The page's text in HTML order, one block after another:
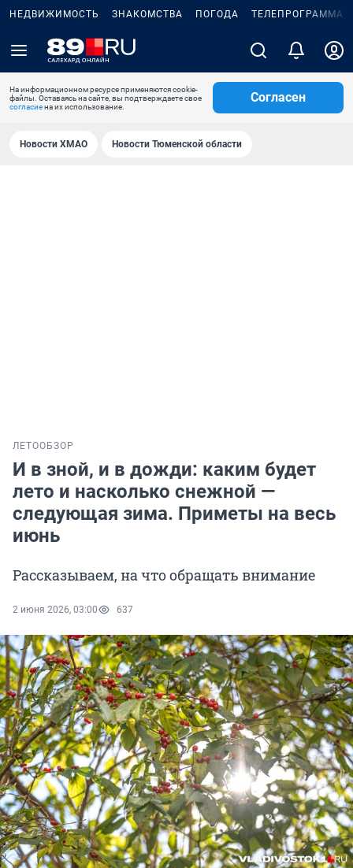
НЕДВИЖИМОСТЬ ЗНАКОМСТВА ПОГОДА ТЕЛЕПРОГРАММА
На информационном ресурсе применяются cookie-
файлы. Оставаясь на сайте, вы подтверждаете свое
согласиена их использование.
Согласен
Новости ХМАО Новости Тюменской области
ЛЕТООБЗОР
И в зной, и в дожди: каким будет
лето и насколько снежной —
следующая зима. Приметы на весь
июнь
Рассказываем, на что обращать внимание
2 июня 2026, 03:00 637